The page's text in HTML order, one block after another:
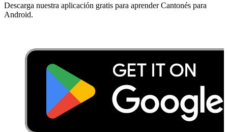
Descarga nuestra aplicación gratis para aprender Cantonés para
Android.